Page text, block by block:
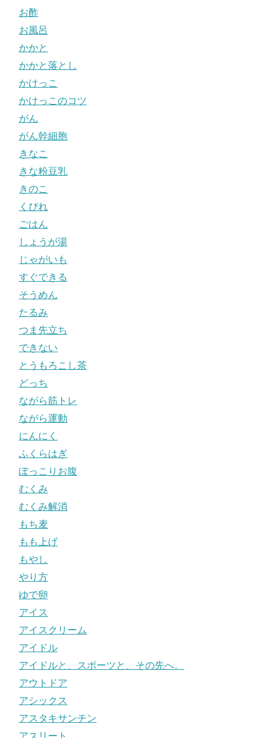
お酢
お風呂
かかと
かかと落とし
かけっこ
かけっこのコツ
がん
がん幹細胞
きなこ
きな粉豆乳
きのこ
くびれ
ごはん
しょうが湯
じゃがいも
すぐできる
そうめん
たるみ
つま先立ち
できない
とうもろこし茶
どっち
ながら筋トレ
ながら運動
にんにく
ふくらはぎ
ぽっこりお腹
むくみ
むくみ解消
もち麦
もも上げ
もやし
やり方
ゆで卵
アイス
アイスクリーム
アイドル
アイドルと、スポーツと、その先へ。
アウトドア
アシックス
アスタキサンチン
アスリート